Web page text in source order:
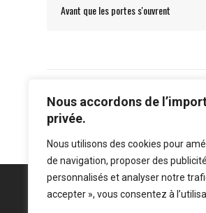
Nous accordons de
privée.
Nous utilisons des cookies pour
de navigation, proposer des
personnalisés et analyser notre
accepter », vous consentez à
Avant que les portes s'ouvrent